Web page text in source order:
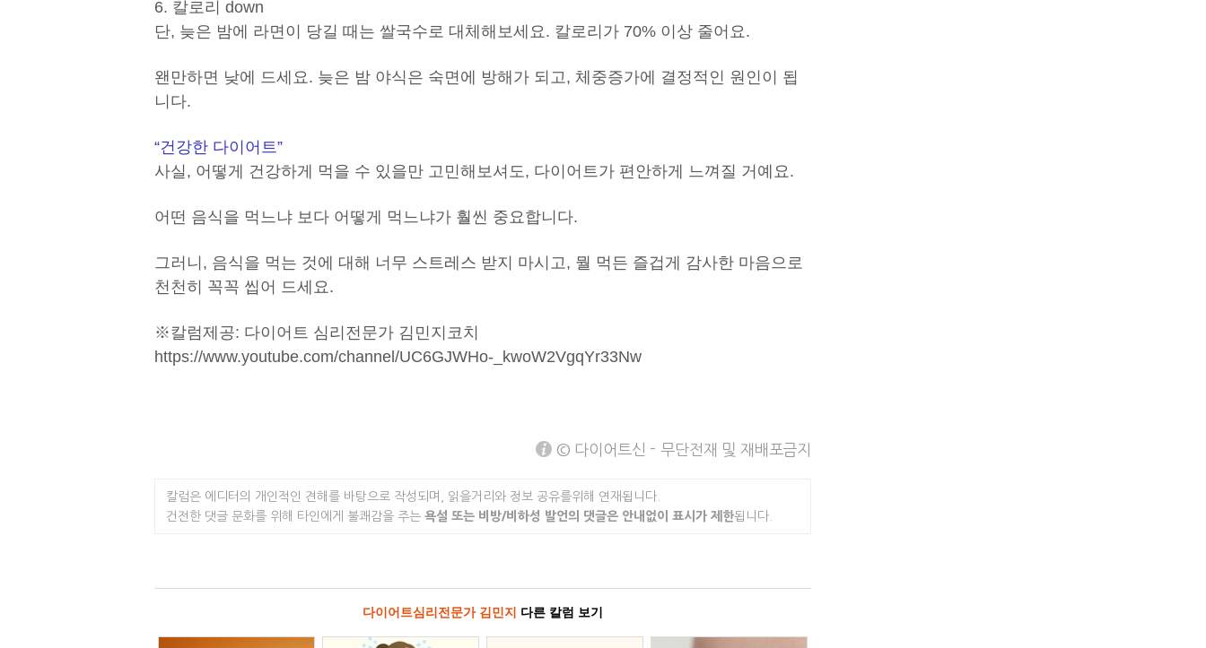
6. 칼로리 down
단, 늦은 밤에 라면이 당길 때는 쌀국수로 대체해보세요. 칼로리가 70% 이상 줄어요.
왠만하면 낮에 드세요. 늦은 밤 야식은 숙면에 방해가 되고, 체중증가에 결정적인 원인이 됩
니다.
“건강한 다이어트”
사실, 어떻게 건강하게 먹을 수 있을만 고민해보셔도, 다이어트가 편안하게 느껴질 거예요.
어떤 음식을 먹느냐 보다 어떻게 먹느냐가 훨씬 중요합니다.
그러니, 음식을 먹는 것에 대해 너무 스트레스 받지 마시고, 뭘 먹든 즐겁게 감사한 마음으로
천천히 꼭꼭 씹어 드세요.
※칼럼제공: 다이어트 심리전문가 김민지코치
https://www.youtube.com/channel/UC6GJWHo-_kwoW2VgqYr33Nw
© 다이어트신 - 무단전재 및 재배포금지
칼럼은 에디터의 개인적인 견해를 바탕으로 작성되며, 읽을거리와 정보 공유를위해 연재됩니다.
건전한 댓글 문화를 위해 타인에게 불쾌감을 주는 욕설 또는 비방/비하성 발언의 댓글은 안내없이 표시가 제한됩니다.
다이어트심리전문가 김민지 다른 칼럼 보기